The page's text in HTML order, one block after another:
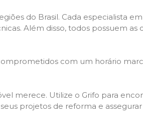
do Brasil. Cada especialista
Além disso, todos possuem as
com um horário
merece. Utilize o Grifo para
projetos de reforma e